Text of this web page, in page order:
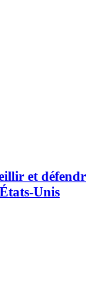
et
Unis